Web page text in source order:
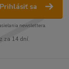
Prihlásiť sa
newslettera.
za 14 dní.